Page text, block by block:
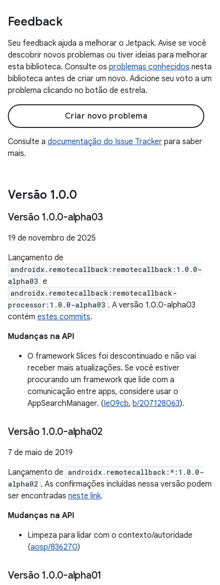
Feedback
Seu feedback ajuda a melhorar o Jetpack. Avise se você
descobrir novos problemas ou tiver ideias para melhorar
esta biblioteca. Consulte os problemas conhecidos nesta
biblioteca antes de criar um novo. Adicione seu voto a um
problema clicando no botão de estrela.
Criar novo problema
Consulte a documentação do Issue Tracker para saber
mais.
Versão 1.0.0
Versão 1.0.0-alpha03
19 de novembro de 2025
Lançamento de
androidx.remotecallback:remotecallback:1.0.0-
alpha03 e
androidx.remotecallback:remotecallback-
processor:1.0.0-alpha03 . A versão 1.0.0-alpha03
contém estes commits.
Mudanças na API
O framework Slices foi descontinuado e não vai
receber mais atualizações. Se você estiver
procurando um framework que lide com a
comunicação entre apps, considere usar o
AppSearchManager. (Ie09cb, b/207128063).
Versão 1.0.0-alpha02
7 de maio de 2019
Lançamento de androidx.remotecallback:*:1.0.0-
alpha02 . As confirmações incluídas nessa versão podem
ser encontradas neste link.
Mudanças na API
Limpeza para lidar com o contexto/autoridade
(aosp/836270)
Versão 1.0.0-alpha01